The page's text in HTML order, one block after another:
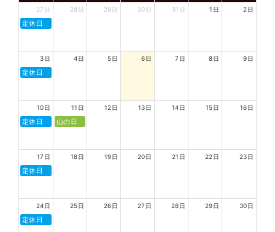
27日
定休日
28日 29日 30日 31日 1日 2日
3日
定休日
4日 5日 6日 7日 8日 9日
10日
定休日
11日
山の日
12日 13日 14日 15日 16日
17日
定休日
18日 19日 20日 21日 22日 23日
24日
定休日
25日 26日 27日 28日 29日 30日